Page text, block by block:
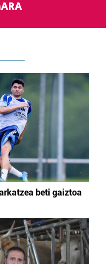
beti gaiztoa